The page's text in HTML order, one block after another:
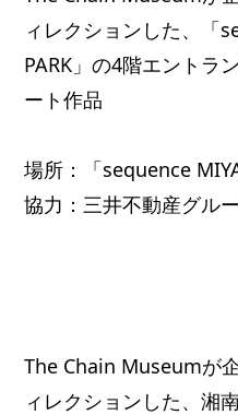
ィレクションした、「
PARK」の4階エントラ
ート作品
場所：「sequence
協力：三井不動産グル
The Chain Museumが
ィレクションした、湘